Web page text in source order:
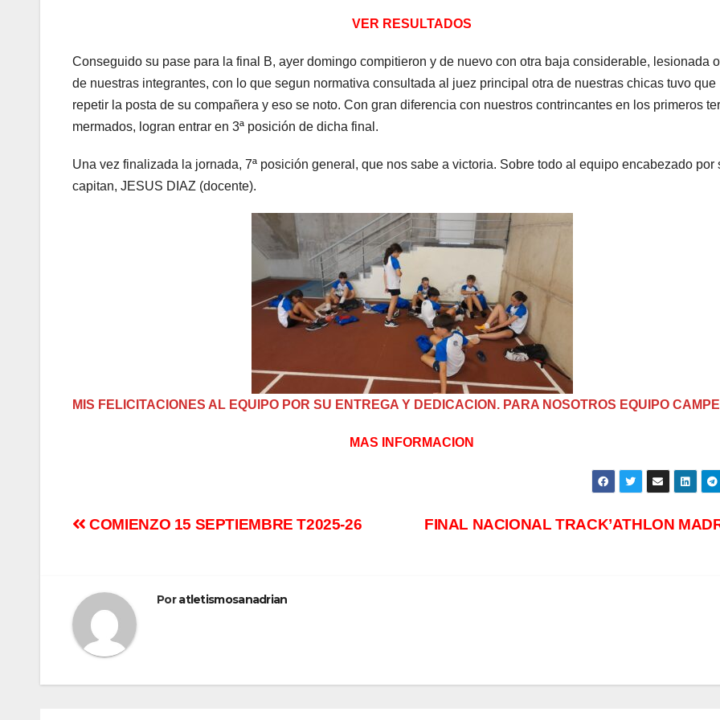
VER RESULTADOS
Conseguido su pase para la final B, ayer domingo compitieron y de nuevo con otra baja considerable, lesionada
de nuestras integrantes, con lo que segun normativa consultada al juez principal otra de nuestras chicas tuvo que
repetir la posta de su compañera y eso se noto. Con gran diferencia con nuestros contrincantes en los primeros
mermados, logran entrar en 3ª posición de dicha final.
Una vez finalizada la jornada, 7ª posición general, que nos sabe a victoria. Sobre todo al equipo encabezado por
capitan, JESUS DIAZ (docente).
MIS FELICITACIONES AL EQUIPO POR SU ENTREGA Y DEDICACION. PARA NOSOTROS EQUIPO
MAS INFORMACION
FINAL NACIONAL TRACK’ATHLON
COMIENZO 15 SEPTIEMBRE T2025-26
Poratletismosanadrian